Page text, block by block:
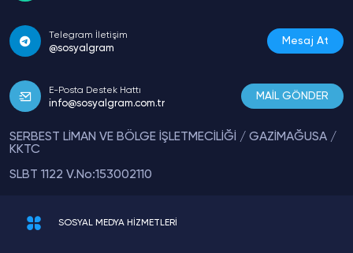
Telegram İletişim
@sosyalgram
Mesaj At
E-Posta Destek Hattı
info@sosyalgram.com.tr
MAİL GÖNDER
SERBEST LİMAN VE BÖLGE İŞLETMECİLİĞİ / GAZİMAĞUSA /
KKTC
SLBT 1122 V.No:153002110
SOSYAL MEDYA HİZMETLERİ